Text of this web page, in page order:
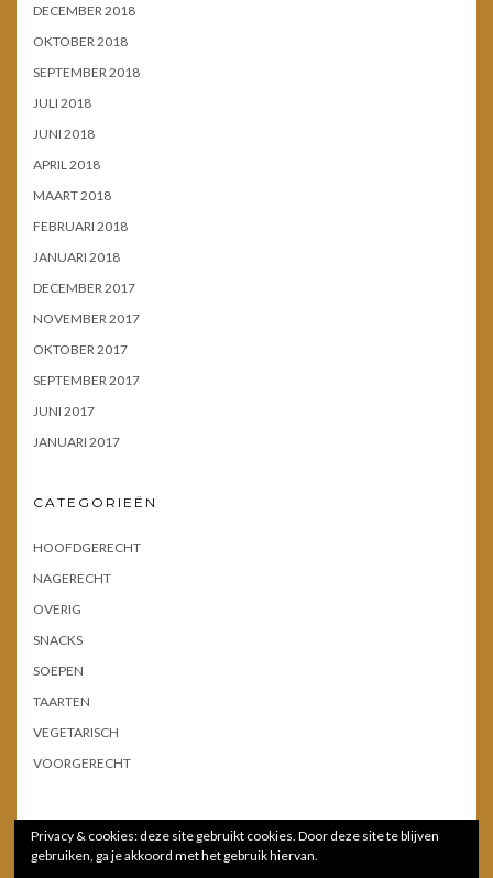
DECEMBER 2018
OKTOBER 2018
SEPTEMBER 2018
JULI 2018
JUNI 2018
APRIL 2018
MAART 2018
FEBRUARI 2018
JANUARI 2018
DECEMBER 2017
NOVEMBER 2017
OKTOBER 2017
SEPTEMBER 2017
JUNI 2017
JANUARI 2017
CATEGORIEËN
HOOFDGERECHT
NAGERECHT
OVERIG
SNACKS
SOEPEN
TAARTEN
VEGETARISCH
VOORGERECHT
Privacy & cookies: deze site gebruikt cookies. Door deze site te blijven
gebruiken, ga je akkoord met het gebruik hiervan.